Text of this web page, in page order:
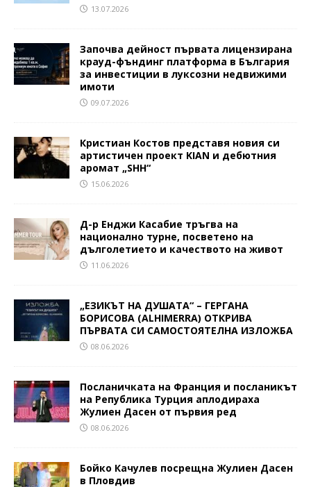
13.07.2026
Започва дейност първата лицензирана
крауд-фъндинг платформа в България
за инвестиции в луксозни недвижими
имоти
09.07.2026
Кристиан Костов представя новия си
артистичен проект KIAN и дебютния
аромат „SHH“
15.06.2026
Д-р Енджи Касабие тръгва на
национално турне, посветено на
дълголетието и качеството на живот
11.06.2026
„ЕЗИКЪТ НА ДУШАТА“ – ГЕРГАНА
БОРИСОВА (ALHIMERRA) ОТКРИВА
ПЪРВАТА СИ САМОСТОЯТЕЛНА ИЗЛОЖБА
08.06.2026
Посланичката на Франция и посланикът
на Република Турция аплодираха
Жулиен Дасен от първия ред
08.06.2026
Бойко Качулев посрещна Жулиен Дасен
в Пловдив